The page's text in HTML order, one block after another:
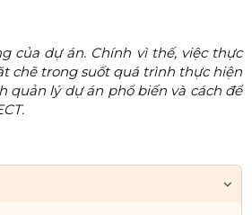
của dự án. Chính vì thế, việc thực
chẽ trong suốt quá trình thực hiện
quản lý dự án phổ biến và cách để